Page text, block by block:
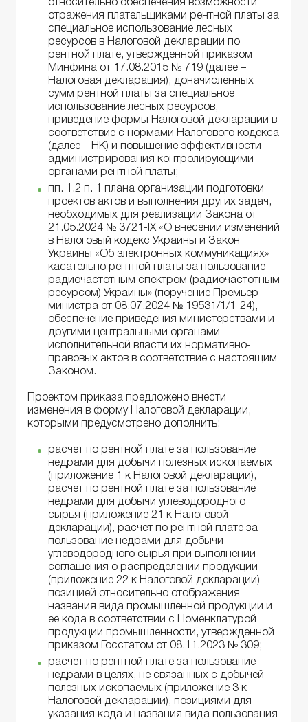
относительно обеспечения возможности
отражения плательщиками рентной платы за
специальное использование лесных
ресурсов в Налоговой декларации по
рентной плате, утвержденной приказом
Минфина от 17.08.2015 № 719 (далее –
Налоговая декларация), доначисленных
сумм рентной платы за специальное
использование лесных ресурсов,
приведение формы Налоговой декларации в
соответствие с нормами Налогового кодекса
(далее – НК) и повышение эффективности
администрирования контролирующими
органами рентной платы;
пп. 1.2 п. 1 плана организации подготовки
проектов актов и выполнения других задач,
необходимых для реализации Закона от
21.05.2024 № 3721-ІХ «О внесении изменений
в Налоговый кодекс Украины и Закон
Украины «Об электронных коммуникациях»
касательно рентной платы за пользование
радиочастотным спектром (радиочастотным
ресурсом) Украины» (поручение Премьер-
министра от 08.07.2024 № 19531/1/1-24),
обеспечение приведения министерствами и
другими центральными органами
исполнительной власти их нормативно-
правовых актов в соответствие с настоящим
Законом.
Проектом приказа предложено внести
изменения в форму Налоговой декларации,
которыми предусмотрено дополнить:
расчет по рентной плате за пользование
недрами для добычи полезных ископаемых
(приложение 1 к Налоговой декларации),
расчет по рентной плате за пользование
недрами для добычи углеводородного
сырья (приложение 21 к Налоговой
декларации), расчет по рентной плате за
пользование недрами для добычи
углеводородного сырья при выполнении
соглашения о распределении продукции
(приложение 22 к Налоговой декларации)
позицией относительно отображения
названия вида промышленной продукции и
ее кода в соответствии с Номенклатурой
продукции промышленности, утвержденной
приказом Госстатом от 08.11.2023 № 309;
расчет по рентной плате за пользование
недрами в целях, не связанных с добычей
полезных ископаемых (приложение 3 к
Налоговой декларации), позициями для
указания кода и названия вида пользования